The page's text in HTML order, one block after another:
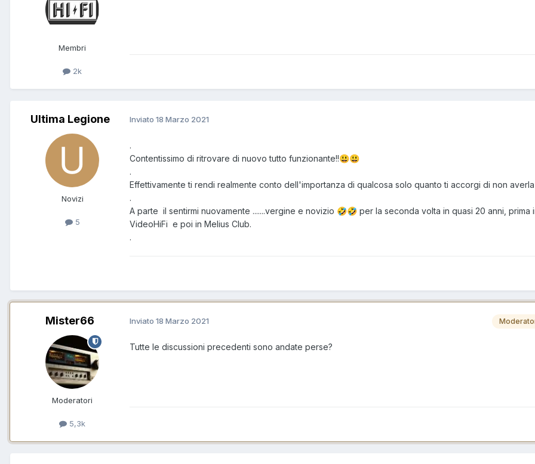
Membri
2k
Ultima Legione
Novizi
5
Inviato 18 Marzo 2021
.
Contentissimo di ritrovare di nuovo tutto funzionante!!😃😃
.
Effettivamente ti rendi realmente conto dell'importanza di qualcosa solo quanto ti accorgi di non
.
A parte il sentirmi nuovamente .......vergine e novizio 🤣🤣 per la seconda volta in quasi 20 anni, prima
VideoHiFi e poi in Melius Club.
.
Mister66
Moderatori
5,3k
Inviato 18 Marzo 2021
Tutte le discussioni precedenti sono andate perse?